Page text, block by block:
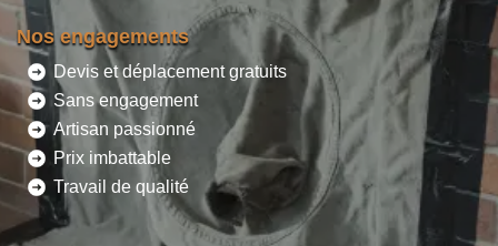
Nos engagements
Devis et déplacement gratuits
Sans engagement
Artisan passionné
Prix imbattable
Travail de qualité